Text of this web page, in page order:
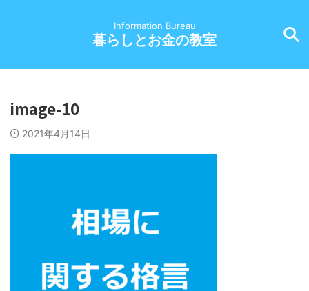
Information Bureau
暮らしとお金の教室
image-10
2021年4月14日